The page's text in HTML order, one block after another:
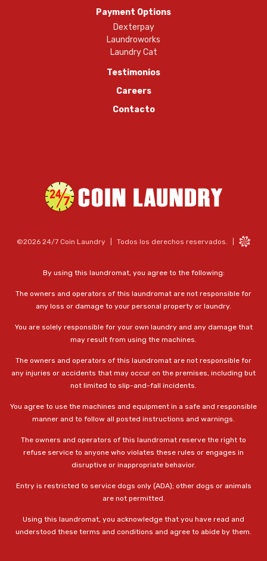
Payment Options
Dexterpay
Laundroworks
Laundry Cat
Testimonios
Careers
Contacto
©2026 24/7 Coin Laundry Todos los derechos reservados.
By using this laundromat, you agree to the following:
The owners and operators of this laundromat are not responsible for
any loss or damage to your personal property or laundry.
You are solely responsible for your own laundry and any damage that
may result from using the machines.
The owners and operators of this laundromat are not responsible for
any injuries or accidents that may occur on the premises, including but
not limited to slip-and-fall incidents.
You agree to use the machines and equipment in a safe and responsible
manner and to follow all posted instructions and warnings.
The owners and operators of this laundromat reserve the right to
refuse service to anyone who violates these rules or engages in
disruptive or inappropriate behavior.
Entry is restricted to service dogs only (ADA); other dogs or animals
are not permitted.
Using this laundromat, you acknowledge that you have read and
understood these terms and conditions and agree to abide by them.